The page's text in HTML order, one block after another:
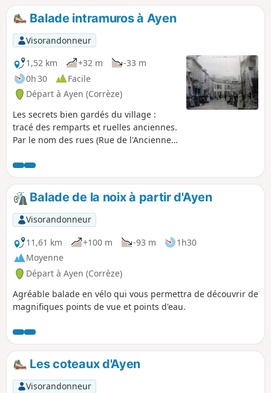
Balade intramuros à Ayen
Visorandonneur
1,52 km
+32 m
-33 m
0h 30
Facile
Départ à Ayen (Corrèze)
Les secrets bien gardés du village :
tracé des remparts et ruelles anciennes.
Par le nom des rues (Rue de l'Ancienne
Rue du Puy Aux Clercs...), vous vous
imaginez prendre le tacot, laver le linge
aux lavoirs, étudier à l'école des
soeurs...sans oublier de prendre un
verre en terrasse face à la vallée,
dégourdir vos papilles dans l'un des
restaurants, découvrir la Maison du
Développement Durable et ses
expositions.
Balade de la noix à partir d'Ayen
Visorandonneur
11,61 km
+100 m -93 m
1h30
Moyenne
Départ à Ayen (Corrèze)
Agréable balade en vélo qui vous permettra de découvrir de
magnifiques points de vue et points d'eau.
Les coteaux d'Ayen
Visorandonneur